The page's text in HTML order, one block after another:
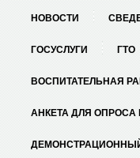
НОВОСТИ
ГОСУСЛУГИ ГТО
ВОСПИТАТЕЛЬНАЯ
АНКЕТА ДЛЯ